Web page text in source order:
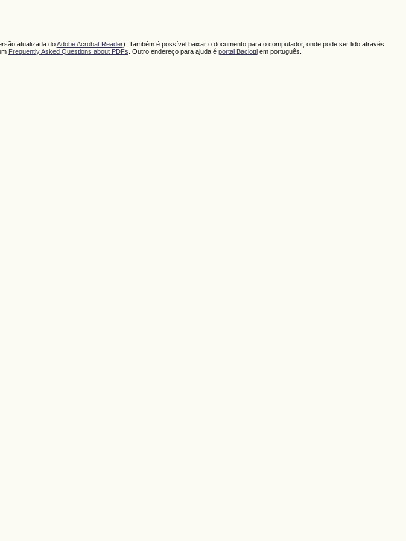
atualizada doAdobe Acrobat Reader). Também é possível baixar o documento para o computador, onde pode ser lido através
Frequently Asked Questions about PDFs . Outro endereço para ajuda é portal Baciottiem português.